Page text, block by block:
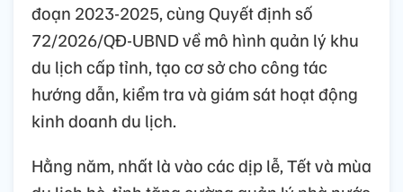
đoạn 2023-2025, cùng Quyết định số
72/2026/QĐ-UBND về mô hình quản lý khu
du lịch cấp tỉnh, tạo cơ sở cho công tác
hướng dẫn, kiểm tra và giám sát hoạt động
kinh doanh du lịch.
Hằng năm, nhất là vào các dịp lễ, Tết và mùa